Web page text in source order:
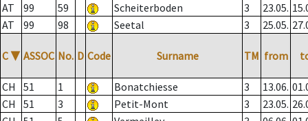
AT
99 59 Scheiterboden 3 23.05.
AT
99 98 Seetal 3 25.05.
C ▼ ASSOC No. D Code Surname TM from
CH 51 1 Bonatchiesse 3 13.06.
CH
51 3 Petit-Mont 3 23.05.